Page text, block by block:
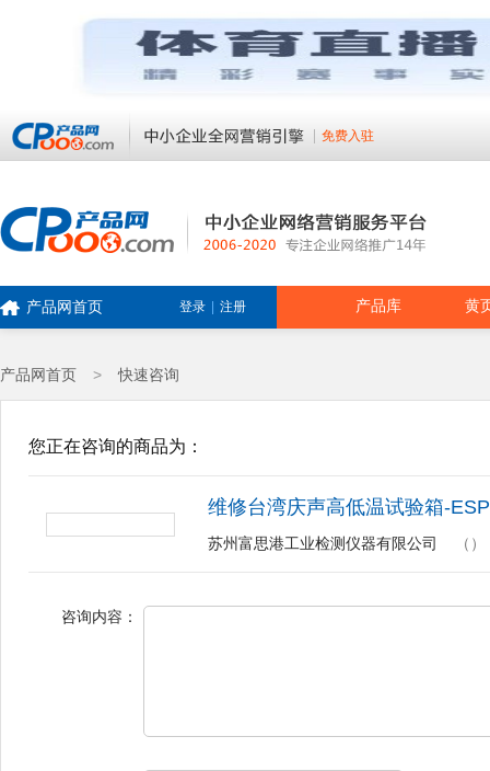
免费入驻
产品网首页 登录 注册 产品库 黄
产品网首页 > 快速咨询
您正在咨询的商品为：
维修台湾庆声高低温试验箱-
苏州富思港工业检测仪器有限公司 （）
咨询内容：